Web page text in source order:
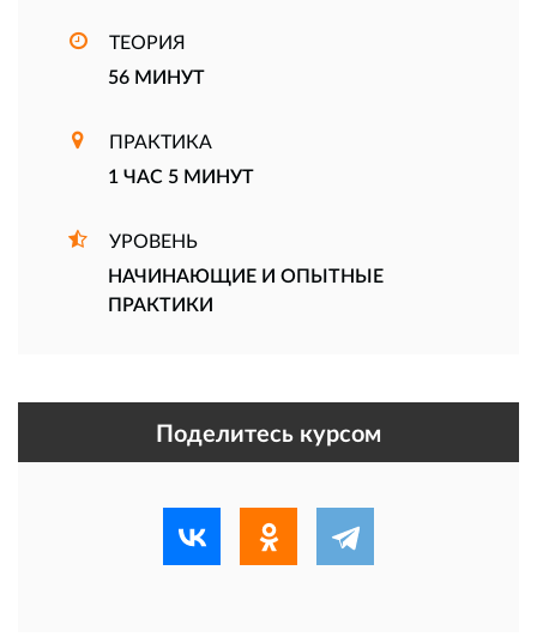
ТЕОРИЯ
56 МИНУТ
ПРАКТИКА
1 ЧАС 5 МИНУТ
УРОВЕНЬ
НАЧИНАЮЩИЕ И ОПЫТНЫЕ
ПРАКТИКИ
Поделитесь курсом